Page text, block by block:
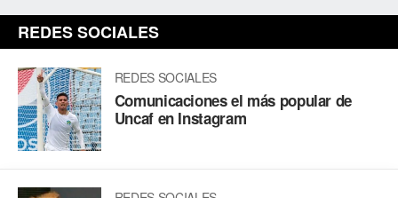
REDES SOCIALES
REDES SOCIALES
Comunicaciones el más popular de
Uncaf en Instagram